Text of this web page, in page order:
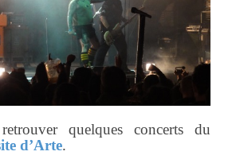
quelques concerts du
d’Arte.